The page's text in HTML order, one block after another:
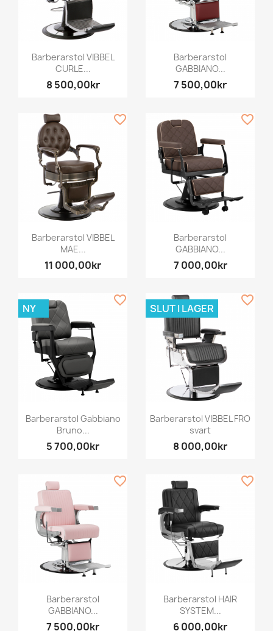
Barberarstol VIBBEL
CURLE...
8 500,00kr
Barberarstol
GABBIANO...
7 500,00kr
Barberarstol VIBBEL
MAE...
11 000,00kr
favorite_border
Barberarstol
GABBIANO...
7 000,00kr
favorite_border
Barberarstol Gabbiano
Bruno...
5 700,00kr
NY
favorite_border
Barberarstol VIBBEL FRO
svart
8 000,00kr
SLUT I LAGER
favorite_border
Barberarstol
GABBIANO...
7 500,00kr
favorite_border
Barberarstol HAIR
SYSTEM...
6 000,00kr
favorite_border